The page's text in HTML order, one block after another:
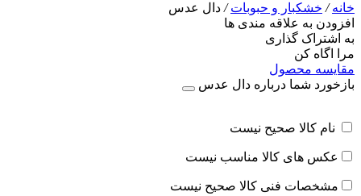
خانه/ خشکبار و حبوبات/ دال عدس
افزودن به علاقه مندی ها
به اشتراک گذاری
مرا اگاه کن
مقایسه محصول
بازخورد شما درباره دال عدس
نام کالا صحیح نیست
عکس های کالا مناسب نیست
مشخصات فنی کالا صحیح نیست